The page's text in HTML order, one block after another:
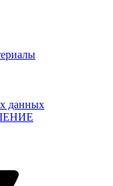
данных